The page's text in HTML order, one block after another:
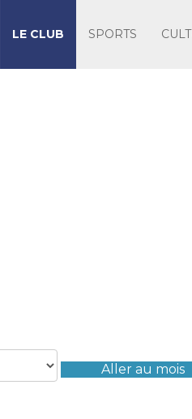
LE CLUB SPORTS
Aller au mois